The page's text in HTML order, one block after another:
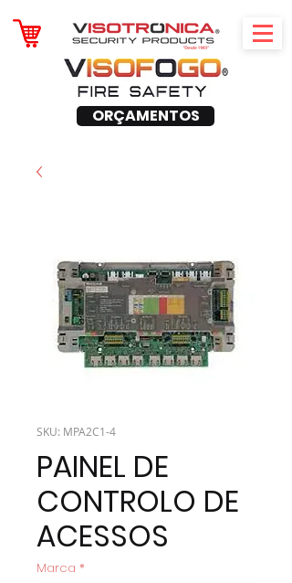
ORÇAMENTOS
SKU: MPA2C1-4
PAINEL DE
CONTROLO DE
ACESSOS
Marca *